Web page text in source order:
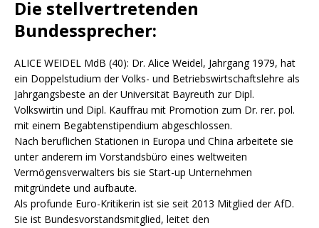
Die stellvertretenden
Bundessprecher:
ALICE WEIDEL MdB (40): Dr. Alice Weidel, Jahrgang 1979, hat
ein Doppelstudium der Volks- und Betriebswirtschaftslehre als
Jahrgangsbeste an der Universität Bayreuth zur Dipl.
Volkswirtin und Dipl. Kauffrau mit Promotion zum Dr. rer. pol.
mit einem Begabtenstipendium abgeschlossen.
Nach beruflichen Stationen in Europa und China arbeitete sie
unter anderem im Vorstandsbüro eines weltweiten
Vermögensverwalters bis sie Start-up Unternehmen
mitgründete und aufbaute.
Als profunde Euro-Kritikerin ist sie seit 2013 Mitglied der AfD.
Sie ist Bundesvorstandsmitglied, leitet den